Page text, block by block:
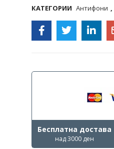
КАТЕГОРИИ Антифони ,
Бесплатна достава
над 3000 ден